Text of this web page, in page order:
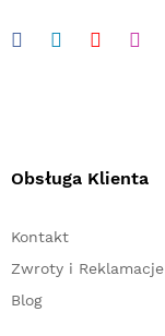
Obsługa Klienta
Kontakt
Zwroty i Reklamacje
Blog